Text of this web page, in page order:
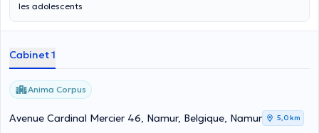
les adolescents
Cabinet 1
Anima Corpus
Avenue Cardinal Mercier 46, Namur, Belgique, Namur 5,0 km